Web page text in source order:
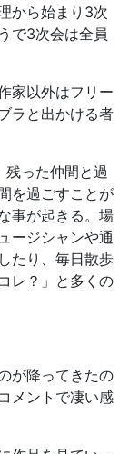
から始まり3次
で3次会は全員
家以外はフリー
ラと出かける者
った仲間と過
を過ごすことが
事が起きる。場
ージシャンや通
たり、毎日散歩
レ？」と多くの
が降ってきたの
メントで凄い感